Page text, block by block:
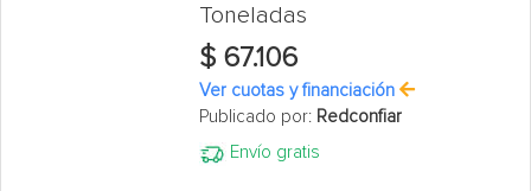
Toneladas
$ 67.106
Ver cuotas y financiación
Publicado por: Redconfiar
Envío gratis